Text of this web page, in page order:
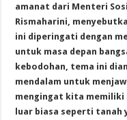
amanat dari Menteri
Rismaharini,
ini diperingati dengan
untuk masa depan
kebodohan, tema ini
mendalam untuk
mengingat kita memiliki
luar biasa seperti tanah